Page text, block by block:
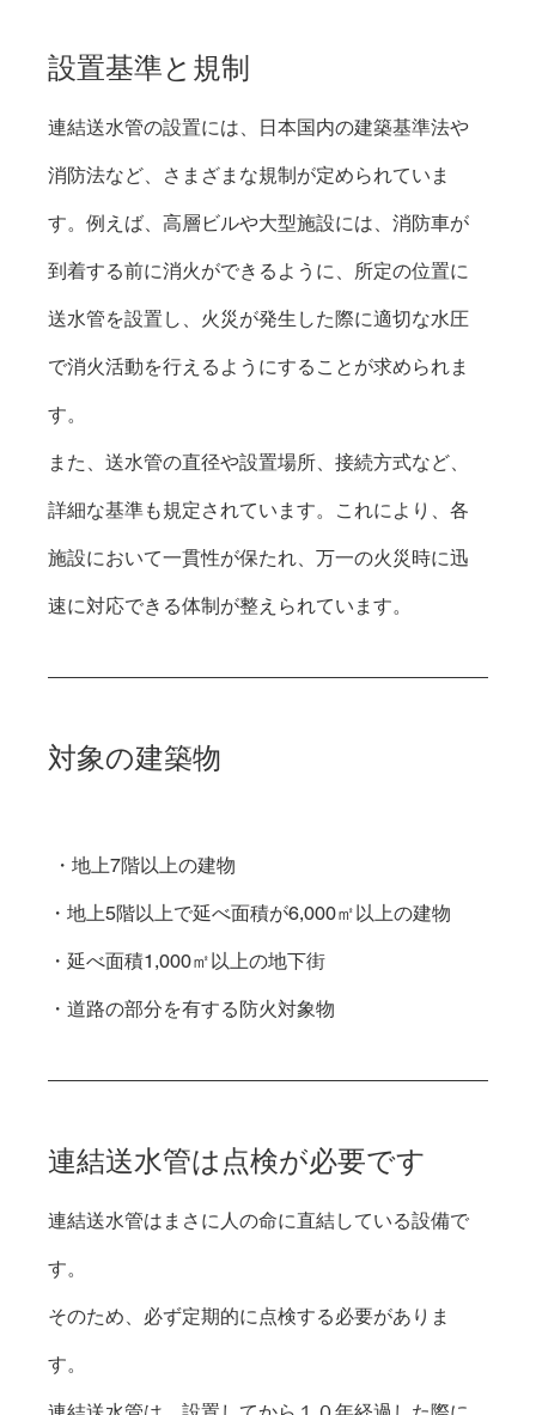
設置基準と規制
連結送水管の設置には、日本国内の建築基準法や
消防法など、さまざまな規制が定められていま
す。例えば、高層ビルや大型施設には、消防車が
到着する前に消火ができるように、所定の位置に
送水管を設置し、火災が発生した際に適切な水圧
で消火活動を行えるようにすることが求められま
す。
また、送水管の直径や設置場所、接続方式など、
詳細な基準も規定されています。これにより、各
施設において一貫性が保たれ、万一の火災時に迅
速に対応できる体制が整えられています。
対象の建築物
・地上7階以上の建物
・地上5階以上で延べ面積が6,000㎡以上の建物
・延べ面積1,000㎡以上の地下街
・道路の部分を有する防火対象物
連結送水管は点検が必要です
連結送水管はまさに人の命に直結している設備で
す。
そのため、必ず定期的に点検する必要がありま
す。